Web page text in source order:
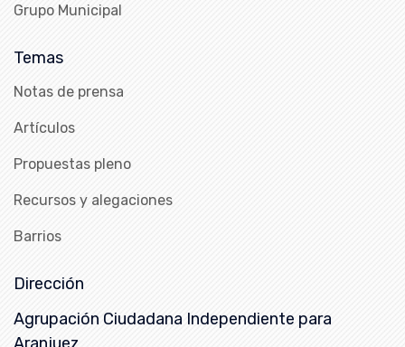
Grupo Municipal
Temas
Notas de prensa
Artículos
Propuestas pleno
Recursos y alegaciones
Barrios
Dirección
Agrupación Ciudadana Independiente para